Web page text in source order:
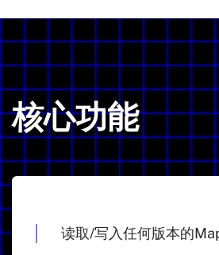
核心功能
读取/写入任何版本的